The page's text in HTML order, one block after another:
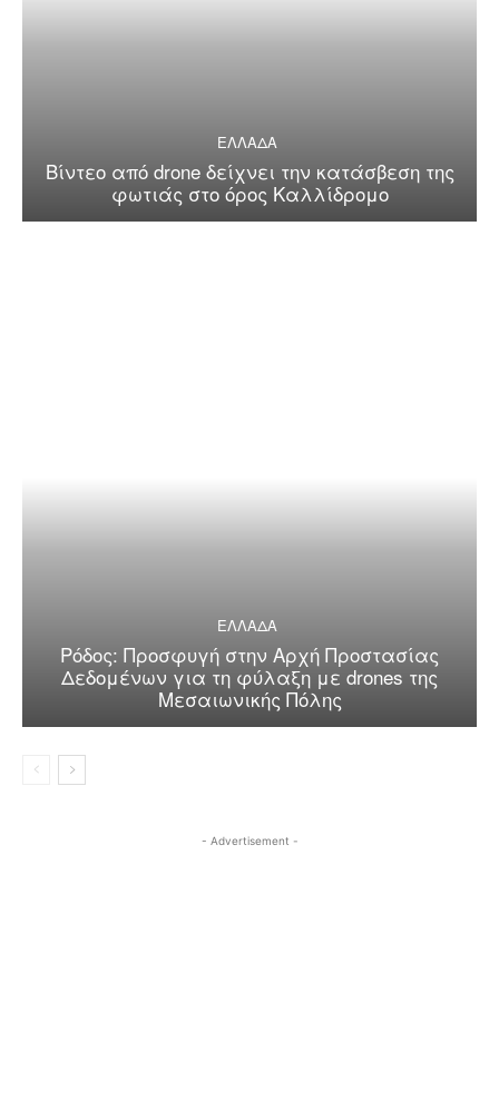
ΕΛΛΑΔΑ
Βίντεο από drone δείχνει την κατάσβεση της
φωτιάς στο όρος Καλλίδρομο
ΕΛΛΑΔΑ
Ρόδος: Προσφυγή στην Αρχή Προστασίας
Δεδομένων για τη φύλαξη με drones της
Μεσαιωνικής Πόλης
- Advertisement -